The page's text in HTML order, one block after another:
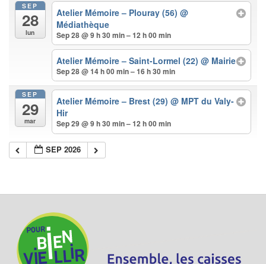
SEP
28
lun
Atelier Mémoire – Plouray (56)@
Médiathèque
Sep 28 @ 9 h 30 min – 12 h 00 min
Atelier Mémoire – Saint-Lormel (22)@ Mairie
Sep 28 @ 14 h 00 min – 16 h 30 min
SEP
29
mar
Atelier Mémoire – Brest (29)@ MPT du Valy-
Hir
Sep 29 @ 9 h 30 min – 12 h 00 min
SEP 2026